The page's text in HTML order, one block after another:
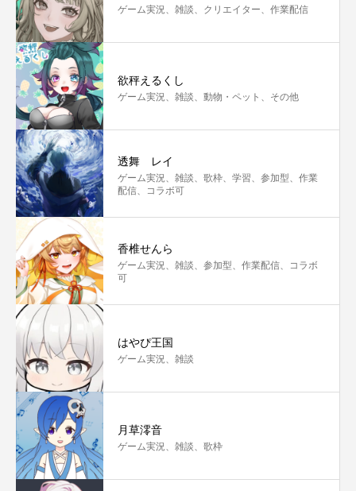
ゲーム実況、雑談、クリエイター、作業配信
欲秤えるくし
ゲーム実況、雑談、動物・ペット、その他
透舞 レイ
ゲーム実況、雑談、歌枠、学習、参加型、作業
配信、コラボ可
香椎せんら
ゲーム実況、雑談、参加型、作業配信、コラボ
可
はやぴ王国
ゲーム実況、雑談
月草澪音
ゲーム実況、雑談、歌枠